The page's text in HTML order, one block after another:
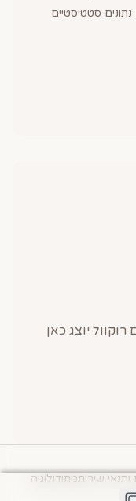
סטטיסטיים
רוקוול יוצג כאן
ותנאי שירותמתודולוגיה